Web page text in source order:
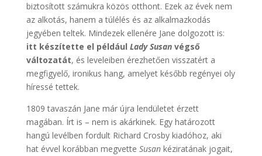
biztosított számukra közös otthont. Ezek az évek nem
az alkotás, hanem a túlélés és az alkalmazkodás
jegyében teltek. Mindezek ellenére Jane dolgozott is:
itt készítette el például Lady Susanvégső
változatát, és leveleiben érezhetően visszatért a
megfigyelő, ironikus hang, amelyet később regényei oly
híressé tettek.
1809 tavaszán Jane már újra lendületet érzett
magában. Írt is – nem is akárkinek. Egy határozott
hangú levélben fordult Richard Crosby kiadóhoz, aki
hat évvel korábban megvette Susankéziratának jogait,